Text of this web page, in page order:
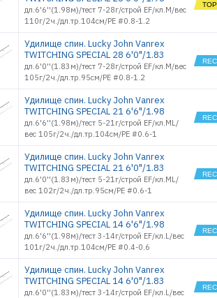
дл.6'6''(1.98м)/тест 7-28г/строй EF/кл.M/вес
110г/2ч./дл.тр.104см/PE #0.8-1.2
Удилище спин. Lucky John Vanrex
TWITCHING SPECIAL 28 6'0"/1.83
дл.6'0''(1.83м)/тест 7-28г/строй EF/кл.M/вес
105г/2ч./дл.тр.95см/PE #0.8-1.2
Удилище спин. Lucky John Vanrex
TWITCHING SPECIAL 21 6'6"/1.98
дл.6'6''(1.98м)/тест 5-21г/строй EF/кл.ML/
вес 105г/2ч./дл.тр.104см/PE #0.6-1
Удилище спин. Lucky John Vanrex
TWITCHING SPECIAL 21 6'0"/1.83
дл.6'0''(1.83м)/тест 5-21г/строй EF/кл.ML/
вес 102г/2ч./дл.тр.95см/PE #0.6-1
Удилище спин. Lucky John Vanrex
TWITCHING SPECIAL 14 6'6"/1.98
дл.6'6''(1.98м)/тест 3-14г/строй EF/кл.L/вес
101г/2ч./дл.тр.104см/PE #0.4-0.6
Удилище спин. Lucky John Vanrex
TWITCHING SPECIAL 14 6'0"/1.83
дл.6'0''(1.83м)/тест 3-14г/строй EF/кл.L/вес